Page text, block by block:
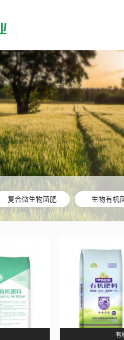
复合微生物菌肥 生物有机
有